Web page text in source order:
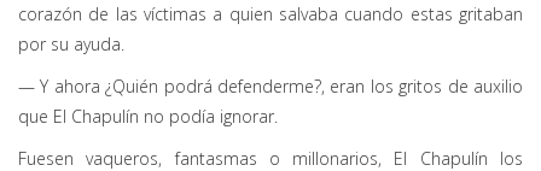
corazón de las víctimas a quien salvaba cuando estas gritaban
por su ayuda.
— Y ahora ¿Quién podrá defenderme?, eran los gritos de auxilio
que El Chapulín no podía ignorar.
Fuesen vaqueros, fantasmas o millonarios, El Chapulín los